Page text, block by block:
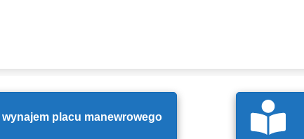
wynajem placu manewrowego